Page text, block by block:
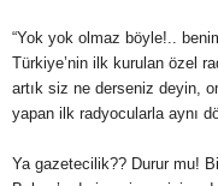
“Yok yok olmaz böyle!..
Türkiye’nin ilk kurulan özel
artık siz ne derseniz deyin,
yapan ilk radyocularla aynı
Ya gazetecilik?? Durur mu!